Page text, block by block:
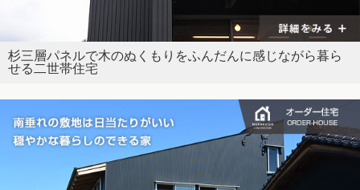
杉三層パネルで木のぬくもりをふんだんに感じながら暮ら
せる二世帯住宅